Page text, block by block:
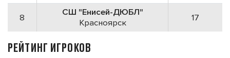
8
СШ "Енисей-ДЮБЛ"
Красноярск
17
РЕЙТИНГ ИГРОКОВ